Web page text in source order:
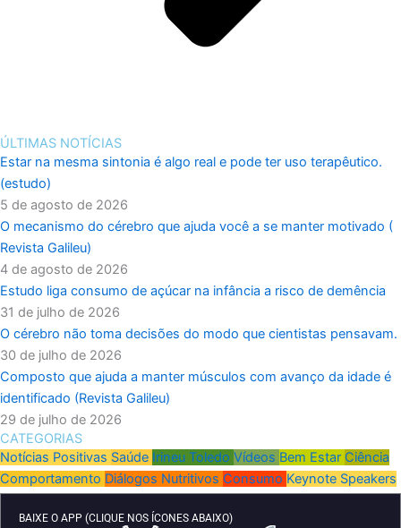
ÚLTIMAS NOTÍCIAS
Estar na mesma sintonia é algo real e pode ter uso terapêutico.
(estudo)
5 de agosto de 2026
O mecanismo do cérebro que ajuda você a se manter motivado (
Revista Galileu)
4 de agosto de 2026
Estudo liga consumo de açúcar na infância a risco de demência
31 de julho de 2026
O cérebro não toma decisões do modo que cientistas pensavam.
30 de julho de 2026
Composto que ajuda a manter músculos com avanço da idade é
identificado (Revista Galileu)
29 de julho de 2026
CATEGORIAS
Notícias Positivas Saúde Irineu Toledo Vídeos Bem Estar Ciência
Comportamento Diálogos Nutritivos Consumo Keynote Speakers
BAIXE O APP (CLIQUE NOS ÍCONES ABAIXO)